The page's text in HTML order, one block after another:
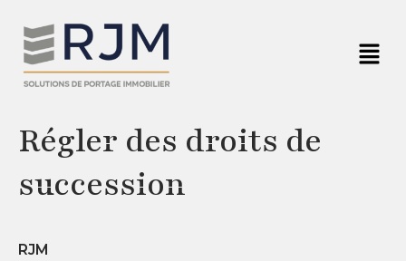
Régler des droits de
succession
RJM